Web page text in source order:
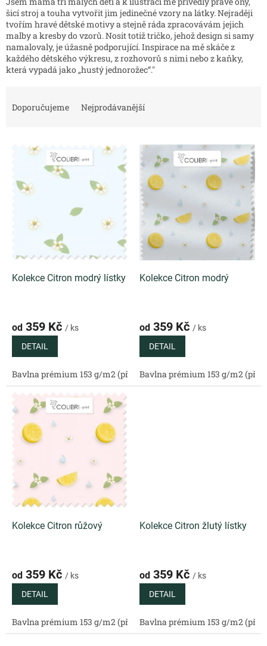
šicí stroj a touha vytvořit jim jedinečné vzory na látky. Nejraději
tvořím hravé dětské motivy a stejně ráda zpracovávám jejich
malby a kresby do vzorů. Nosit totiž tričko, jehož design si samy
namalovaly, je úžasně podporující. Inspirace na mě skáče z
každého dětského výkresu, z rozhovorů s nimi nebo z kaňky,
která vypadá jako „hustý jednorožec“."
Doporučujeme Nejprodávanější
Kolekce Citron modrý lístky
od 359 Kč / ks
DETAIL
Bavlna prémium 153 g/m2 (přírodní) Bavlněný satén 130 g/
Kolekce Citron modrý
od 359 Kč / ks
DETAIL
Bavlna prémium 153 g/m2
Kolekce Citron růžový
od 359 Kč / ks
DETAIL
Bavlna prémium 153 g/m2 (přírodní) Bavlněný satén 130 g/
Kolekce Citron žlutý lístky
od 359 Kč / ks
DETAIL
Bavlna prémium 153 g/m2